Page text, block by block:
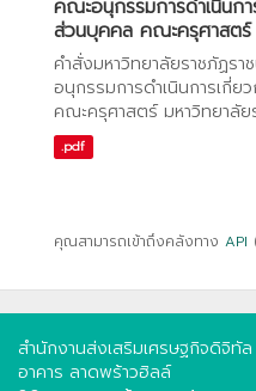
คณะอนุกรรมการดำเนินก
ส่วนบุคคล คณะครุศาสตร์
คำสั่งมหาวิทยาลัยราชภัฏร
อนุกรรมการดำเนินการเกี่
คณะครุศาสตร์ มหาวิทยาลัย
.pdf
คุณสามารถเข้าถึงคลังทาง API
สำนักงานส่งเสริมเศรษฐกิจดิจิทั
อาคาร ลาดพร้าวฮิลล์